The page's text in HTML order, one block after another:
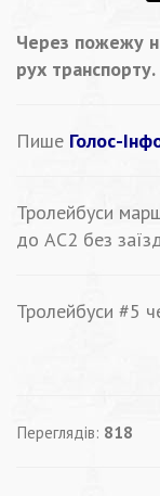
Через пожежу
рух транспорту.
Пише Голос-
Тролейбуси
до АС2 без
Тролейбуси #5
Переглядів: 818